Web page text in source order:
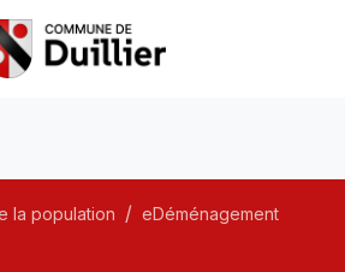
la population eDéménagement